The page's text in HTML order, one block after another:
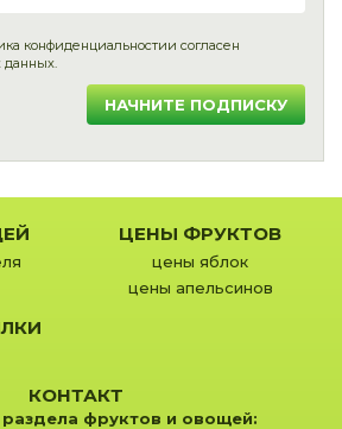
конфиденциальностии согласен
данных.
НАЧНИТЕ ПОДПИСКУ
ЦЕНЫ ФРУКТОВ
цены яблок
цены апельсинов
КОНТАКТ
фруктов и овощей: